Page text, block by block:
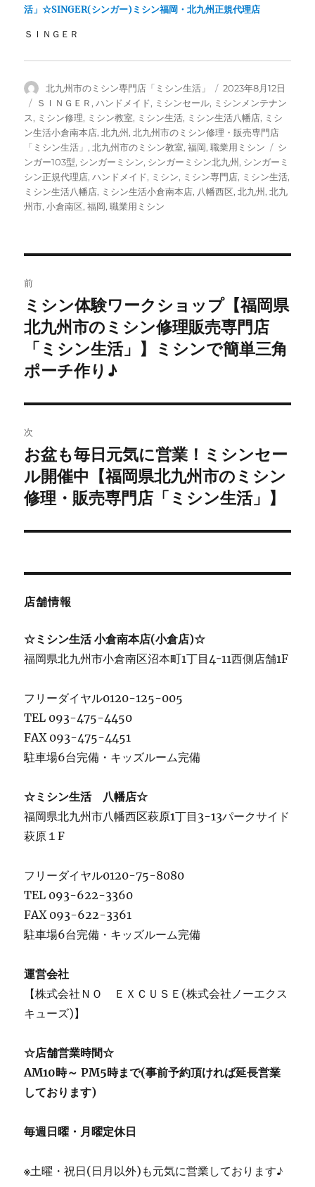
活」☆SINGER(シンガー)ミシン福岡・北九州正規代理店
ＳＩＮＧＥＲ
投
稿
者
北九州市のミシン専門店「ミシン生活」
投
稿
日:
2023年8月12日
カ
テ
ゴ
リ
ー
ＳＩＮＧＥＲ ,ハンドメイド, ミシンセール, ミシンメンテナン
ス, ミシン修理, ミシン教室, ミシン生活, ミシン生活八幡店, ミシ
ン生活小倉南本店,北九州 ,北九州市のミシン修理・販売専門店
「ミシン生活」 ,北九州市のミシン教室,福岡,職業用ミシン
タ
グ
シ
ンガー103型, シンガーミシン, シンガーミシン北九州 , シンガーミ
シン正規代理店,ハンドメイド, ミシン, ミシン専門店, ミシン生活,
ミシン生活八幡店, ミシン生活小倉南本店, 八幡西区,北九州 ,北九
州市,小倉南区,福岡,職業用ミシン
稿
ナ
ビ
シ
ョ
ン
前
前
の
投
稿:
ミシン体験ワークショップ【福岡県
北九州市のミシン修理販売専門店
「ミシン生活」】ミシンで簡単三角
ポーチ作り♪
次
次
の
投
お盆も毎日元気に営業！ミシンセー
ル開催中【福岡県北九州市のミシン
修理・販売専門店「ミシン生活」】
店舗情報
☆ミシン生活 小倉南本店(小倉店)☆
福岡県北九州市小倉南区沼本町1丁目4ｰ11西側店舗1F
フリーダイヤル0120-125-005
TEL 093-475-4450
FAX 093-475-4451
駐車場6台完備・キッズルーム完備
☆ミシン生活 八幡店☆
福岡県北九州市八幡西区萩原1丁目3-13パークサイド
萩原１F
フリーダイヤル0120-75-8080
TEL 093-622-3360
FAX 093-622-3361
駐車場6台完備・キッズルーム完備
運営会社
【株式会社ＮＯ ＥＸＣＵＳＥ(株式会社ノーエクス
キューズ)】
☆店舗営業時間☆
AM10時～ PM5時まで(事前予約頂ければ延長営業
しております)
毎週日曜・月曜定休日
※土曜・祝日(日月以外)も元気に営業しております♪